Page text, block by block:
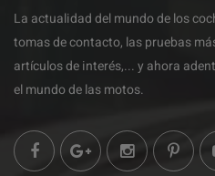
La actualidad del mundo de los
tomas de contacto, las pruebas
artículos de interés,... y ahora
el mundo de las motos.